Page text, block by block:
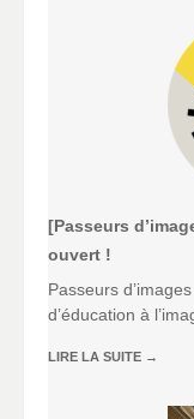
[Passeurs
ouvert !
Passeurs
d’éducation à
LIRE LA SUITE →